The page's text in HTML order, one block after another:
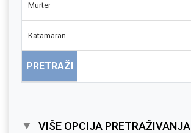
Murter
Katamaran
PRETRAŽI
VIŠE OPCIJA PRETRAŽIVANJA